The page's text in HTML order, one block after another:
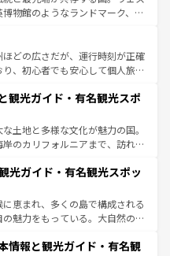
いている。パリ以外の個性あふ
畑といった風景は必見。ビール
てほしい。 なお、新着の
一覧を参照してほしい。
物館のようなランドマーク、歴
る。また、優雅なアフタヌーン
まらない英国パブ、サッカー観
きる体験も豊富。イギリスを旅
い。
どの広さだが、運行時刻が正確
、初心者でも安心して個人旅行
、スイスならではのユニークな
光だけでなく町歩きも満喫する
が高いため物価も高いが、旅行
ービスもあり、うまく活用すれ
ンツ一覧を参照してほしい。
観光ガイド・有名観光スポ
土地と多様な文化が魅力の国。
のカリフォルニアまで、訪れる
、ショッピング、エンターテイ
なスポットだ。一方、アメリカ
グランドキャニオンやイエロー
絶景が堪能できる。さらに、南
リカの各地域で異なる魅力を楽
光ガイド・有名観光スポッ
恵まれ、多くの島で構成される
魅力をもっている。大自然の神
、定番の観光地といえばオアフ
情報と観光ガイド・有名観